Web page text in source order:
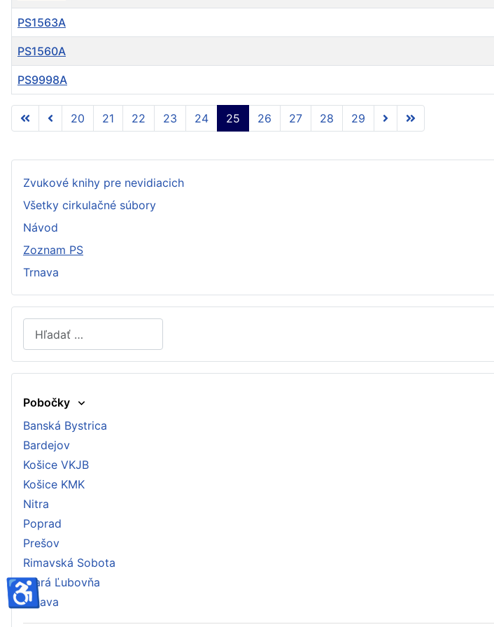
Články
PS1563A
PS1560A
PS9998A
20 21 22 23 24 25 26 27 28 29
Zvukové knihy pre nevidiacich
Všetky cirkulačné súbory
Návod
Zoznam PS
Trnava
Hľadať
Type 2 or more characters for results.
Pobočky
Banská Bystrica
Bardejov
Košice VKJB
Košice KMK
Nitra
Poprad
Prešov
Rimavská Sobota
Stará Ľubovňa
Trnava